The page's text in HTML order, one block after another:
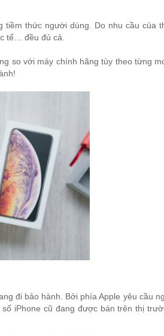
thức người dùng. Do nhu cầu của
tế… đều đủ cả.
so với máy chính hãng tùy theo từng
đi bảo hành. Bởi phía Apple yêu cầu
iPhone cũ đang được bán trên thị